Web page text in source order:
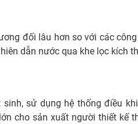
đối lâu hơn so với các
dẫn nước qua khe lọc kích
sử dụng hệ thống điều
cho sản xuất người thiết kế